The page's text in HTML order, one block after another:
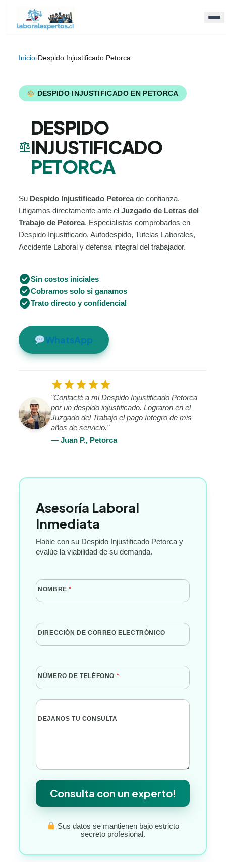
Inicio›Despido Injustificado Petorca
DESPIDO INJUSTIFICADO EN PETORCA
balance
DESPIDO
INJUSTIFICADO
PETORCA
Su Despido Injustificado Petorcade confianza.
Litigamos directamente ante elJuzgado de Letras del
Trabajo de Petorca. Especialistas comprobados en
Despido Injustificado, Autodespido, Tutelas Laborales,
Accidente Laboral y defensa integral del trabajador.
check_circleSin costos iniciales
check_circleCobramos solo si ganamos
check_circleTrato directo y confidencial
WhatsApp
starstarstarstarstar
"Contacté a mi Despido Injustificado Petorca
por un despido injustificado. Lograron en el
Juzgado del Trabajo el pago íntegro de mis
años de servicio."
— Juan P., Petorca
Asesoría Laboral
Inmediata
Hable con su Despido Injustificado Petorca y
evalúe la viabilidad de su demanda.
NOMBRE*
DIRECCIÓN DE CORREO ELECTRÓNICO
NÚMERO DE TELÉFONO *
DEJANOS TU CONSULTA
Consulta con un experto!
Sus datos se mantienen bajo estricto
secreto profesional.